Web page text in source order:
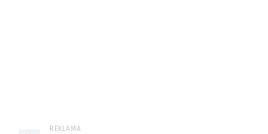
REKLAMA